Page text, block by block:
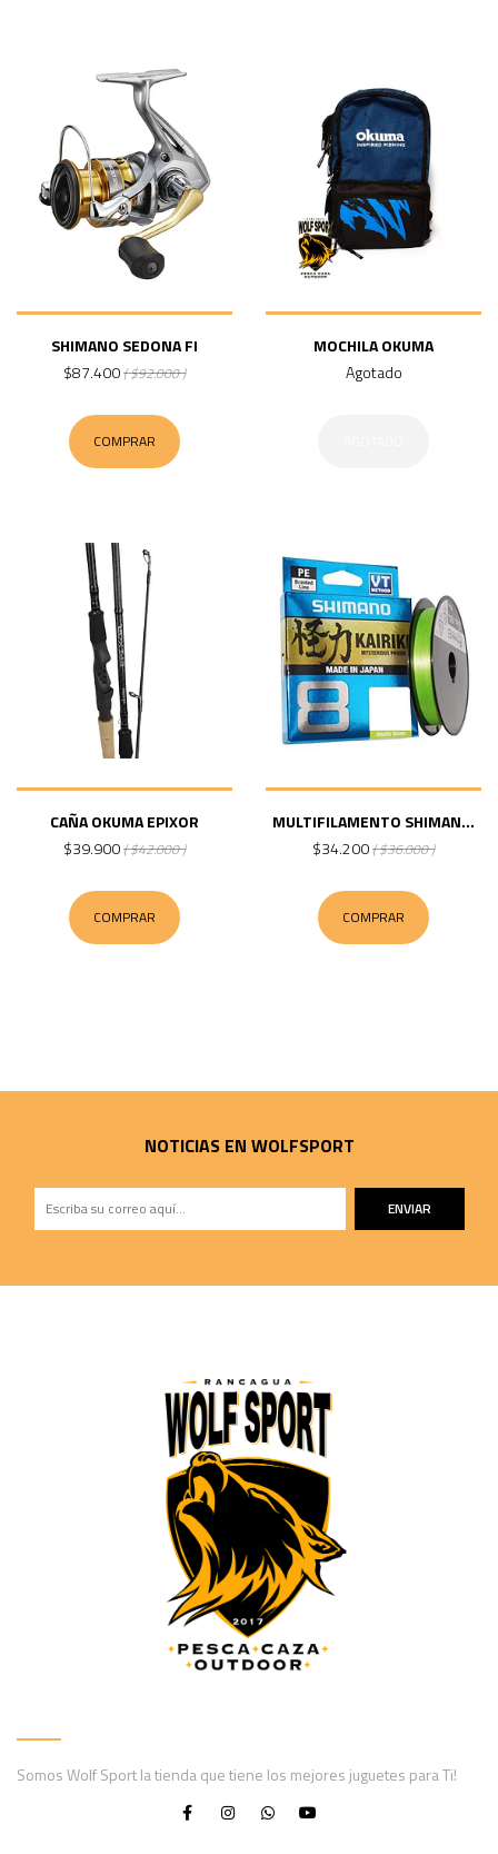
SHIMANO SEDONA FI
$87.400( $92.000 )
COMPRAR
MOCHILA OKUMA
Agotado
CAÑA OKUMA EPIXOR
$39.900( $42.000 )
COMPRAR
MULTIFILAMENTO SHIMAN...
$34.200( $36.000 )
COMPRAR
NOTICIAS EN WOLFSPORT
ENVIAR
Somos Wolf Sport la tienda que tiene los mejores juguetes para Ti!